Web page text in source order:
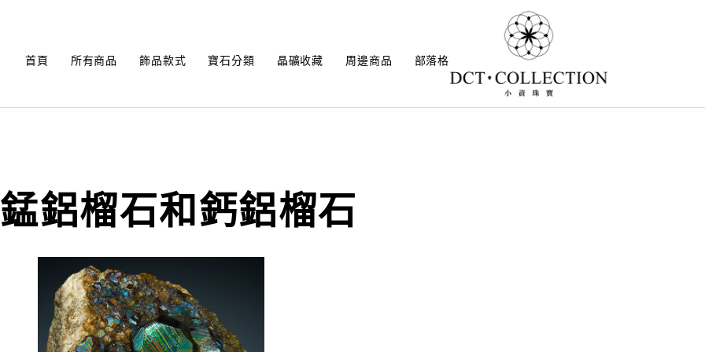
content
首頁 所有商品 飾品款式 寶石分類 晶礦收藏 周邊商品 部落格
錳鋁榴石和鈣鋁榴石